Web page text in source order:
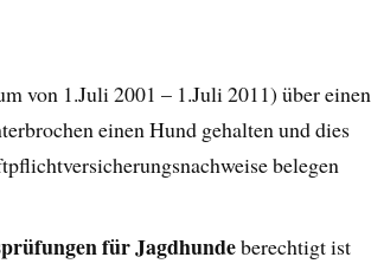
von 1.Juli 2001 – 1.Juli 2011) über einen
einen Hund gehalten und dies
belegen
für Jagdhundeberechtigt ist